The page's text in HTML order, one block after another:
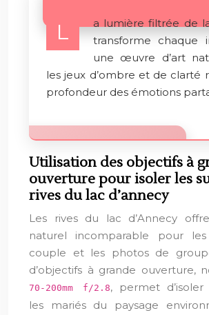
L
a lumière filtrée de
transforme chaque
une œuvre d’art
les jeux d’ombre et de clarté
profondeur des émotions
Utilisation des objectifs à
ouverture pour isoler les
rives du lac d’annecy
Les rives du lac d’Annecy
naturel incomparable pour
couple et les photos de
d’objectifs à grande ouverture,
70-200mm f/2.8, permet
les mariés du paysage